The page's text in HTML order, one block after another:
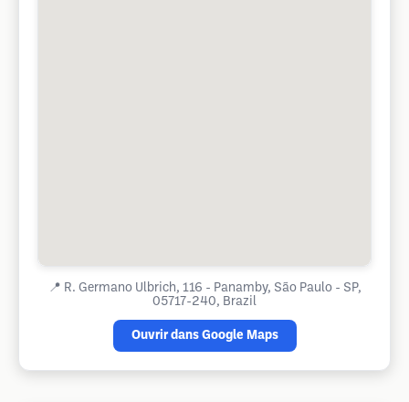
📍 R. Germano Ulbrich, 116 - Panamby, São Paulo - SP,
05717-240, Brazil
Ouvrir dans Google Maps